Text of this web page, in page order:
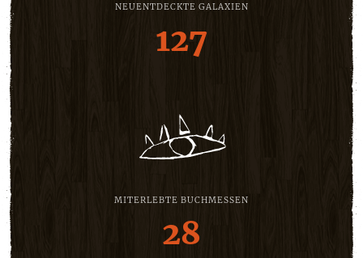
NEUENTDECKTE GALAXIEN
127
MITERLEBTE BUCHMESSEN
28